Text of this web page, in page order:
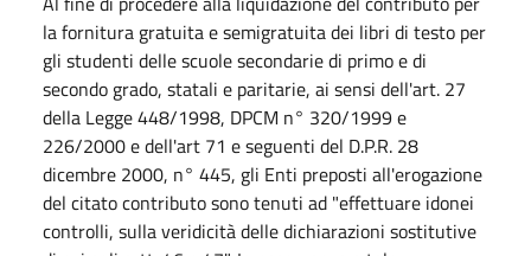
la fornitura gratuita e semigratuita dei libri di testo per
gli studenti delle scuole secondarie di primo e di
secondo grado, statali e paritarie, ai sensi dell'art. 27
della Legge 448/1998, DPCM n° 320/1999 e
226/2000 e dell'art 71 e seguenti del D.P.R. 28
dicembre 2000, n° 445, gli Enti preposti all'erogazione
del citato contributo sono tenuti ad "effettuare idonei
controlli, sulla veridicità delle dichiarazioni sostitutive